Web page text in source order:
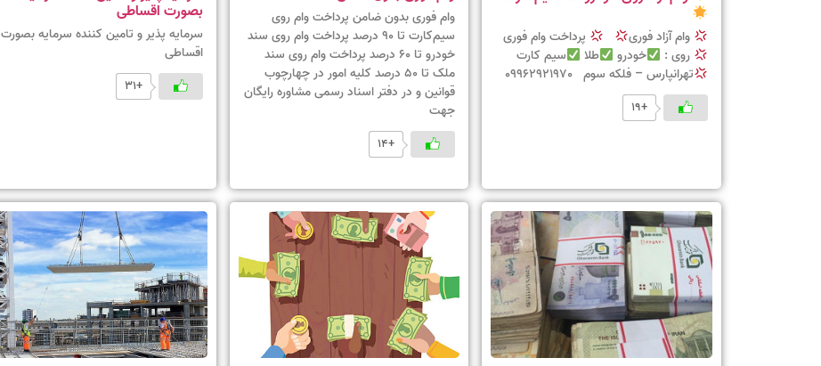
وام آزاد فوری
پرداخت وام فوری
روی :
خودرو طلا
سیم کارت
تهرانپارس – فلکه سوم 09962921970
+19
وام فوری بدون ضامن پرداخت وام روی
سیم‌کارت تا 90 درصد پرداخت وام روی سند
خودرو تا 60 درصد پرداخت وام روی سند
ملک تا 50 درصد کلیه امور در چهارچوب
قوانین و در دفتر اسناد رسمی مشاوره رایگان
جهت
+14
بصورت اقساطی
سرمایه پذیر و تامین کننده سرمایه بصورت
اقساطی
+31